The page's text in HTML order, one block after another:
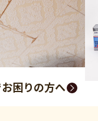
困りの方へ